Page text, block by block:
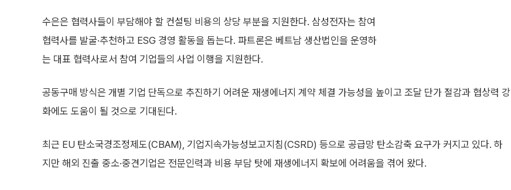
수은은 협력사들이 부담해야 할 컨설팅 비용의 상당 부분을 지원한다. 삼성전자는 참여
협력사를 발굴·추천하고 ESG 경영 활동을 돕는다. 파트론은 베트남 생산법인을 운영하
는 대표 협력사로서 참여 기업들의 사업 이행을 지원한다.
공동구매 방식은 개별 기업 단독으로 추진하기 어려운 재생에너지 계약 체결 가능성을 높이고 조달 단가 절감과 협상력 강
화에도 도움이 될 것으로 기대된다.
최근 EU 탄소국경조정제도(CBAM), 기업지속가능성보고지침(CSRD) 등으로 공급망 탄소감축 요구가 커지고 있다. 하
지만 해외 진출 중소·중견기업은 전문인력과 비용 부담 탓에 재생에너지 확보에 어려움을 겪어 왔다.